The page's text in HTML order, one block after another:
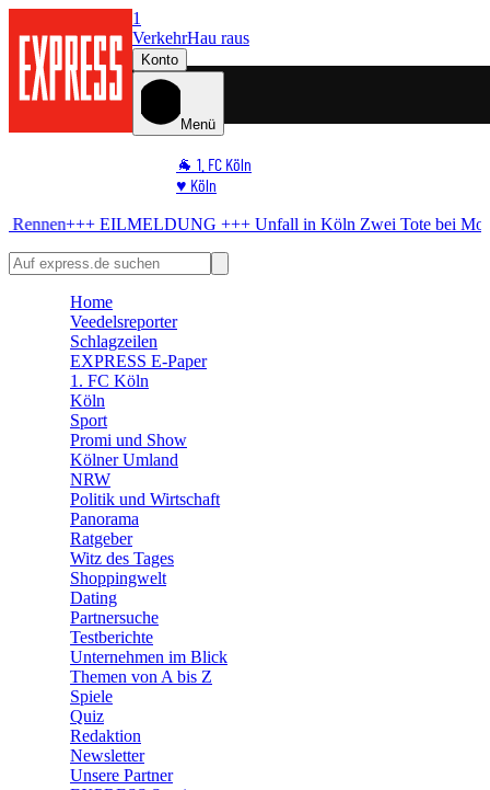
1
VerkehrHau raus
Konto
Menü
🐐 1. FC Köln
♥️ Köln
🏆 Sport
+++Unfall in KölnZwei Tote bei Motorrad-Unfall – Verdacht
Home
Veedelsreporter
Schlagzeilen
EXPRESS E-Paper
1. FC Köln
Köln
Sport
Promi und Show
Kölner Umland
NRW
Politik und Wirtschaft
Panorama
Ratgeber
Witz des Tages
Shoppingwelt
Dating
Partnersuche
Testberichte
Unternehmen im Blick
Themen von A bis Z
Spiele
Quiz
Redaktion
Newsletter
Unsere Partner